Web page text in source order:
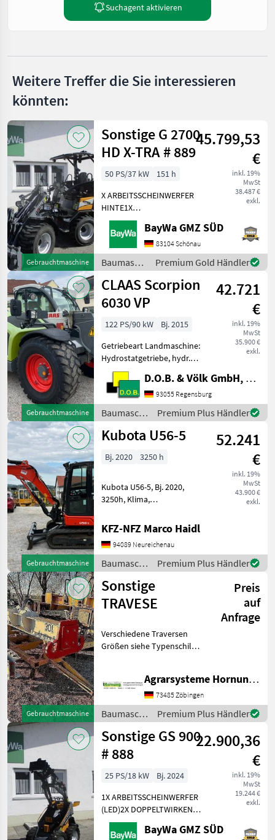
Suchagent aktivieren
Weitere Treffer die Sie interessieren
könnten:
Gebrauchtmaschine
Sonstige G 2700
HD X-TRA # 889
45.799,53
€
inkl. 19%
MwSt
38.487 €
exkl.
50 PS/37 kW
151 h
X ARBEITSSCHEINWERFER
HINTE1X
ARBEITSSCHEINWERFER
VORNE1X
HECKGEWICHTSPLATTE 62
KG1X
HYDRAULIKKREISLAUF
DPPPEL31X15.50-15
SKIDDATENBESCHEINIGUNG
BRD 20 KMDRUCKFREIER
BayWa GMZ SÜD
83104 Schönau
Baumaschinen
/ Sonstige
Premium Gold Händler
Gebrauchtmaschine
CLAAS Scorpion
6030 VP
42.721
€
inkl. 19%
MwSt
35.900 €
exkl.
122 PS/90 kW
Bj. 2015
Getriebeart Landmaschine:
Hydrostatgetriebe, hydr.
Werkzeugverriegelung, Art
der Lenkung: 4-Rad,
Sperrdiff. vorne Verkauft
wird ein gebrauchter Claas
6030 Varipower Tel
D.O.B. & Völk GmbH, Filiale Regensburg
93055 Regensburg
Baumaschinen
/ Claas
Premium Plus Händler
Gebrauchtmaschine
Kubota U56-5
52.241
€
inkl. 19%
MwSt
43.900 €
exkl.
Bj. 2020 3250 h
Kubota U56-5, Bj. 2020,
3250h, Klima,
mit HS03,
Grabenräumlöffel, Ketten
90% Baumaschinen
Minibagger
KFZ-NFZ Marco Haidl
94089 Neureichenau
Baumaschinen
/ Kubota
Premium Plus Händler
Gebrauchtmaschine
Sonstige
TRAVESE
Preis
auf
Anfrage
Verschiedene Traversen
Größen siehe Typenschild
Sonstige Baumaschinen
Agrarsysteme Hornung GmbH & Co. KG
73485 Zöbingen
Baumaschinen
/ Sonstige
Premium Plus Händler
Sonstige GS 900
# 888
22.900,36
€
inkl. 19%
MwSt
19.244 €
exkl.
25 PS/18 kW
Bj. 2024
1X ARBEITSSCHEINWERFER
(LED)2X DOPPELTWIRKEND
MECHANISCHGEGENGEWICHT
UNTER DER TRITTGIANT
BayWa GMZ SÜD